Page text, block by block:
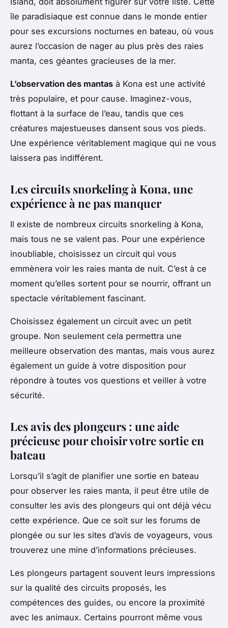
île paradisiaque est connue dans le monde entier
pour ses excursions nocturnes en bateau, où vous
aurez l’occasion de nager au plus près des raies
manta, ces géantes gracieuses de la mer.
L’observation des mantas à Kona est une activité
très populaire, et pour cause. Imaginez-vous,
flottant à la surface de l’eau, tandis que ces
créatures majestueuses dansent sous vos pieds.
Une expérience véritablement magique qui ne vous
laissera pas indifférent.
Les circuits snorkeling à Kona, une
expérience à ne pas manquer
Il existe de nombreux circuits snorkeling à Kona,
mais tous ne se valent pas. Pour une expérience
inoubliable, choisissez un circuit qui vous
emmènera voir les raies manta de nuit. C’est à ce
moment qu’elles sortent pour se nourrir, offrant un
spectacle véritablement fascinant.
Choisissez également un circuit avec un petit
groupe. Non seulement cela permettra une
meilleure observation des mantas, mais vous aurez
également un guide à votre disposition pour
répondre à toutes vos questions et veiller à votre
sécurité.
Les avis des plongeurs : une aide
précieuse pour choisir votre sortie en
bateau
Lorsqu’il s’agit de planifier une sortie en bateau
pour observer les raies manta, il peut être utile de
consulter les avis des plongeurs qui ont déjà vécu
cette expérience. Que ce soit sur les forums de
plongée ou sur les sites d’avis de voyageurs, vous
trouverez une mine d’informations précieuses.
Les plongeurs partagent souvent leurs impressions
sur la qualité des circuits proposés, les
compétences des guides, ou encore la proximité
avec les animaux. Certains pourront même vous